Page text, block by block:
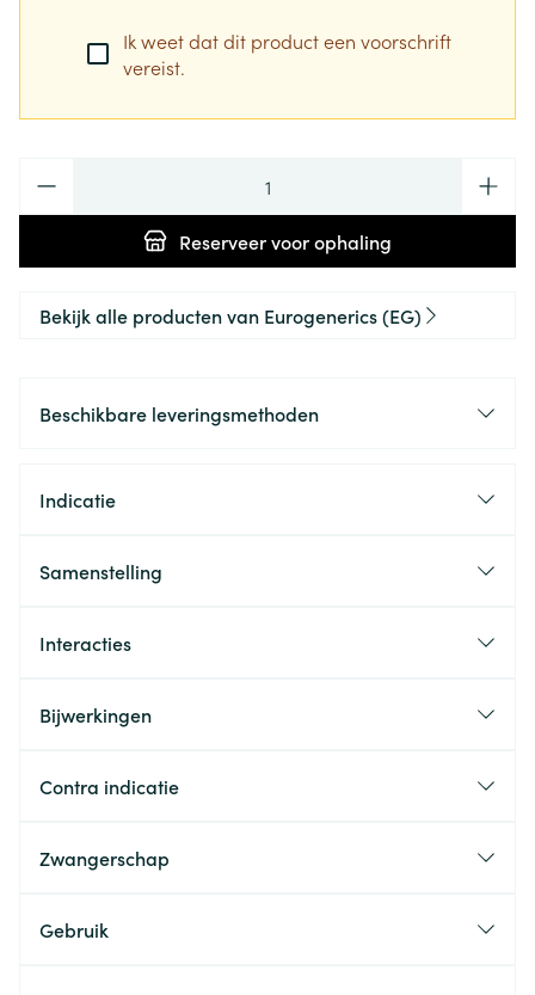
Ik weet dat dit product een voorschrift
vereist.
Reserveervoor ophaling
Bekijk alle producten van Eurogenerics (EG)
Beschikbare leveringsmethoden
Indicatie
Samenstelling
Interacties
Bijwerkingen
Contra indicatie
Zwangerschap
Gebruik